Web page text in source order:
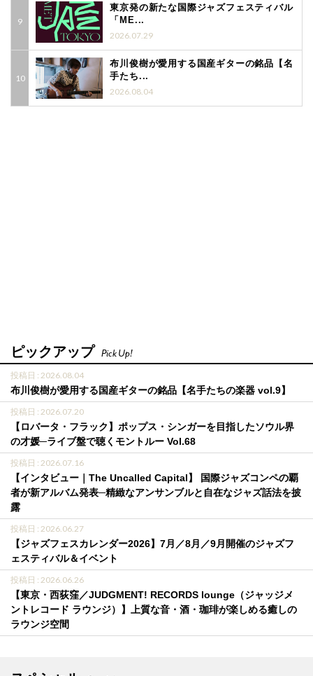
東京発の新たな国際ジャズフェスティバル
「ME...
2026.07.29
布川俊樹が愛用する国産ギターの銘品【名
手たち...
2026.08.04
ピックアップ Pick Up!
投稿日 : 2026.08.04
布川俊樹が愛用する国産ギターの銘品【名手たちの楽器 vol.9】
投稿日 : 2026.07.20
【ロバータ・フラック】ポップス・シンガーを目指したソウル界
の才媛─ライブ盤で聴くモントルー Vol.68
投稿日 : 2026.07.16
【インタビュー｜The Uncalled Capital】 国際ジャズコンペの覇
者が新アルバム発表─精緻なアンサンブルと自在なジャズ話法を披
露
投稿日 : 2026.06.27
【ジャズフェスカレンダー2026】7月／8月／9月開催のジャズフ
ェスティバル＆イベント
投稿日 : 2026.06.26
【東京・西荻窪／JUDGMENT! RECORDS lounge（ジャッジメ
ントレコード ラウンジ）】上質な音・酒・珈琲が楽しめる癒しの
ラウンジ空間